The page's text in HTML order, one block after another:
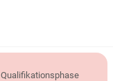
Qualifikationsphase